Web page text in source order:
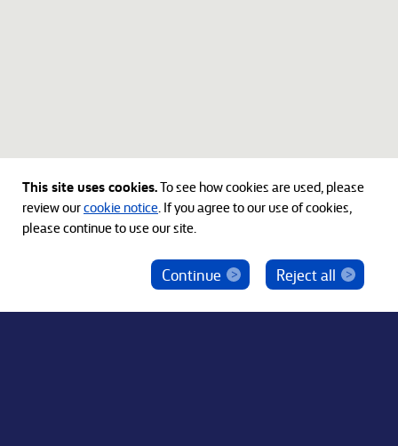
ベインキャピタル社員を騙った投資勧誘にご注意
This site uses cookies.To see how cookies are used, please
review ourcookie notice. If you agree to our use of cookies,
please continue to use our site.
Reject all
Continue